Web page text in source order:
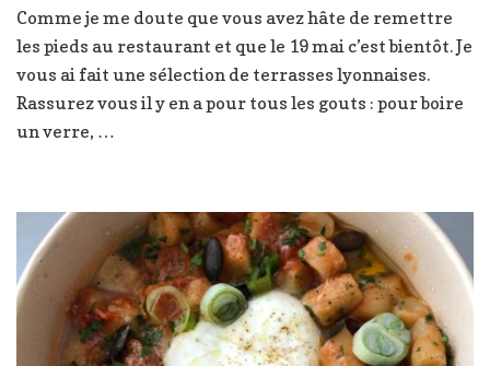
meilleures
Terrasses
de
Comme je me doute que vous avez hâte de remettre
les pieds au restaurant et que le 19 mai c’est bientôt. Je
vous ai fait une sélection de terrasses lyonnaises.
Rassurez vous il y en a pour tous les gouts : pour boire
un verre, …